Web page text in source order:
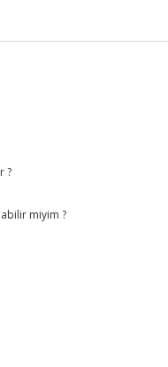
?
miyim ?